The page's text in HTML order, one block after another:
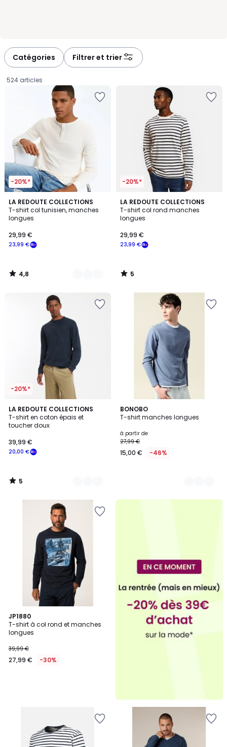
Catégories Filtrer et trier
524 articles
-20%*
LA REDOUTE COLLECTIONS
T-shirt col tunisien, manches
longues
€
souscrivez
notre
programme
23,99 €
29,99 €
4,8
/ 5
3
Couleurs
4,8
/
-20%*
LA REDOUTE COLLECTIONS
T-shirt col rond manches
longues
23,99 €
29,99 €
5
/
5
5
/
-20%*
LA REDOUTE COLLECTIONS
T-shirt en coton épais et
toucher doux
20,00 €
39,99 €
5
/
5
3
Couleurs
5
/
BONOBO
T-shirt manches longues
à partir de
27,99 €
15,00 € -46%
4
Couleurs
JP1880
T-shirt à col rond et manches
longues
39,99 €
27,99 € -30%